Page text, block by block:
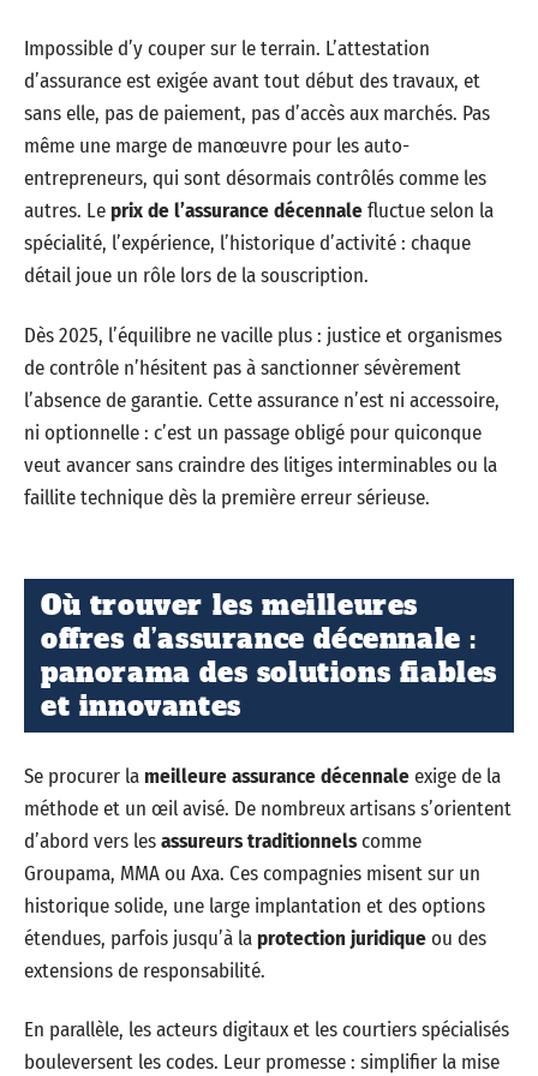
Impossible d’y couper sur le terrain. L’attestation
d’assurance est exigée avant tout début des travaux, et
sans elle, pas de paiement, pas d’accès aux marchés. Pas
même une marge de manœuvre pour les auto-
entrepreneurs, qui sont désormais contrôlés comme les
autres. Leprix de l’assurance décennalefluctue selon la
spécialité, l’expérience, l’historique d’activité : chaque
détail joue un rôle lors de la souscription.
Dès 2025, l’équilibre ne vacille plus : justice et organismes
de contrôle n’hésitent pas à sanctionner sévèrement
l’absence de garantie. Cette assurance n’est ni accessoire,
ni optionnelle : c’est un passage obligé pour quiconque
veut avancer sans craindre des litiges interminables ou la
faillite technique dès la première erreur sérieuse.
Où trouver les meilleures
offres d’assurance décennale :
panorama des solutions fiables
et innovantes
Se procurer lameilleure assurance décennaleexige de la
méthode et un œil avisé. De nombreux artisans s’orientent
d’abord vers lesassureurs traditionnelscomme
Groupama, MMA ou Axa. Ces compagnies misent sur un
historique solide, une large implantation et des options
étendues, parfois jusqu’à laprotection juridiqueou des
extensions de responsabilité.
En parallèle, les acteurs digitaux et les courtiers spécialisés
bouleversent les codes. Leur promesse : simplifier la mise